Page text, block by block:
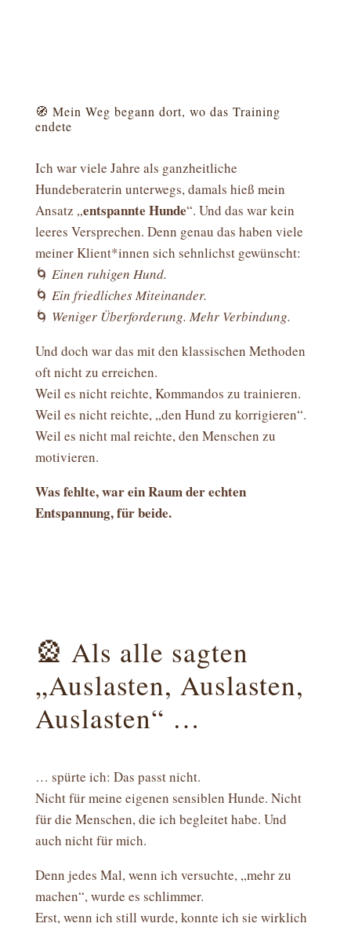
🧭 Mein Weg begann dort, wo das Training
endete
Ich war viele Jahre als ganzheitliche
Hundeberaterin unterwegs, damals hieß mein
Ansatz „entspannte Hunde“. Und das war kein
leeres Versprechen. Denn genau das haben viele
meiner Klient*innen sich sehnlichst gewünscht:
🌀 Einen ruhigen Hund.
🌀 Ein friedliches Miteinander.
🌀 Weniger Überforderung. Mehr Verbindung.
Und doch war das mit den klassischen Methoden
oft nicht zu erreichen.
Weil es nicht reichte, Kommandos zu trainieren.
Weil es nicht reichte, „den Hund zu korrigieren“.
Weil es nicht mal reichte, den Menschen zu
motivieren.
Was fehlte, war ein Raum der echten
Entspannung, für beide.
🎡 Als alle sagten
„Auslasten, Auslasten,
Auslasten“ …
… spürte ich: Das passt nicht.
Nicht für meine eigenen sensiblen Hunde. Nicht
für die Menschen, die ich begleitet habe. Und
auch nicht für mich.
Denn jedes Mal, wenn ich versuchte, „mehr zu
machen“, wurde es schlimmer.
Erst, wenn ich still wurde, konnte ich sie wirklich